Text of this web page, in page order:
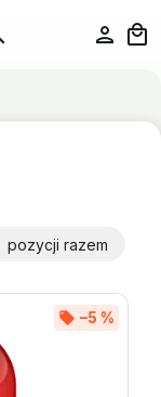
pozycji razem
–5 %